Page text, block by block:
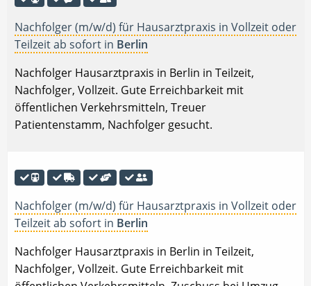
Nachfolger (m/w/d) für Hausarztpraxis in Vollzeit oder
Teilzeit ab sofort in Berlin
Nachfolger Hausarztpraxis in Berlin in Teilzeit,
Nachfolger, Vollzeit. Gute Erreichbarkeit mit
öffentlichen Verkehrsmitteln, Treuer
Patientenstamm, Nachfolger gesucht.
Nachfolger (m/w/d) für Hausarztpraxis in Vollzeit oder
Teilzeit ab sofort in Berlin
Nachfolger Hausarztpraxis in Berlin in Teilzeit,
Nachfolger, Vollzeit. Gute Erreichbarkeit mit